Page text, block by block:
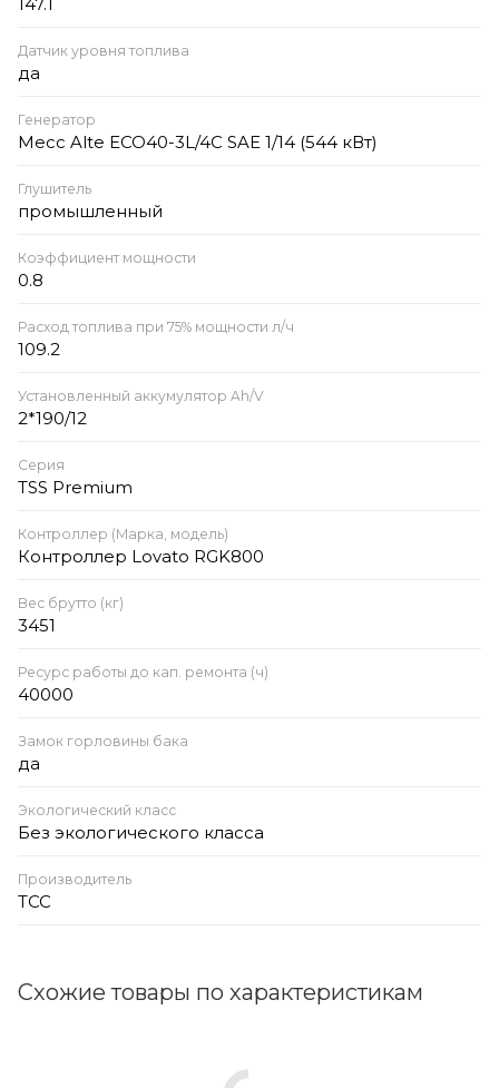
Датчик уровня топлива
да
Генератор
Mecc Alte ECO40-3L/4C SAE 1/14 (544 кВт)
Глушитель
промышленный
Коэффициент мощности
0.8
Расход топлива при 75% мощности л/ч
109.2
Установленный аккумулятор Ah/V
2*190/12
Серия
TSS Premium
Контроллер (Марка, модель)
Контроллер Lovato RGK800
Вес брутто (кг)
3451
Ресурс работы до кап. ремонта (ч)
40000
Замок горловины бака
да
Экологический класс
Без экологического класса
Производитель
ТСС
Схожие товары по характеристикам